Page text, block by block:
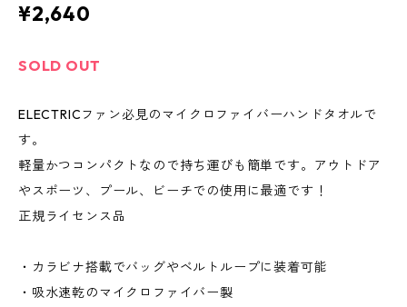
¥2,640
SOLD OUT
ELECTRICファン必見のマイクロファイバーハンドタオルで
す。
軽量かつコンパクトなので持ち運びも簡単です。アウトドア
やスポーツ、プール、ビーチでの使用に最適です！
正規ライセンス品
・カラビナ搭載でバッグやベルトループに装着可能
・吸水速乾のマイクロファイバー製